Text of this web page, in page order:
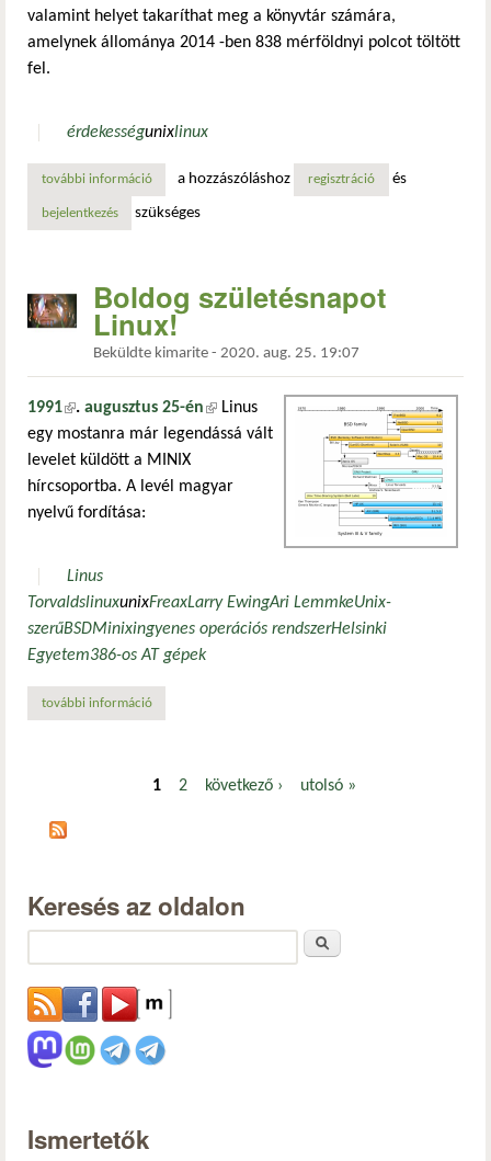
valamint helyet takaríthat meg a könyvtár számára,
amelynek állománya 2014 -ben 838 mérföldnyi polcot töltött
fel.
érdekességunixlinux
további információszeptember elsején volt 27 éve az egyesült államok
a hozzászóláshoz regisztráció és
bejelentkezés szükséges
Boldog születésnapot
Linux!
Beküldte kimarite - 2020. aug. 25. 19:07
1991(külső hivatkozás)
. augusztus 25-én(külső hivatkozás)
Linus
egy mostanra már legendássá vált
levelet küldött a MINIX
hírcsoportba. A levél magyar
nyelvű fordítása:
Linus
TorvaldslinuxunixFreaxLarry EwingAri LemmkeUnix-
szerűBSDMinixingyenes operációs rendszerHelsinki
Egyetem386-os AT gépek
további információboldog születésnapot linux! tartalommal kapcsolatosan
Oldalak
1 2 következő › utolsó »
Keresés az oldalon
Ismertetők